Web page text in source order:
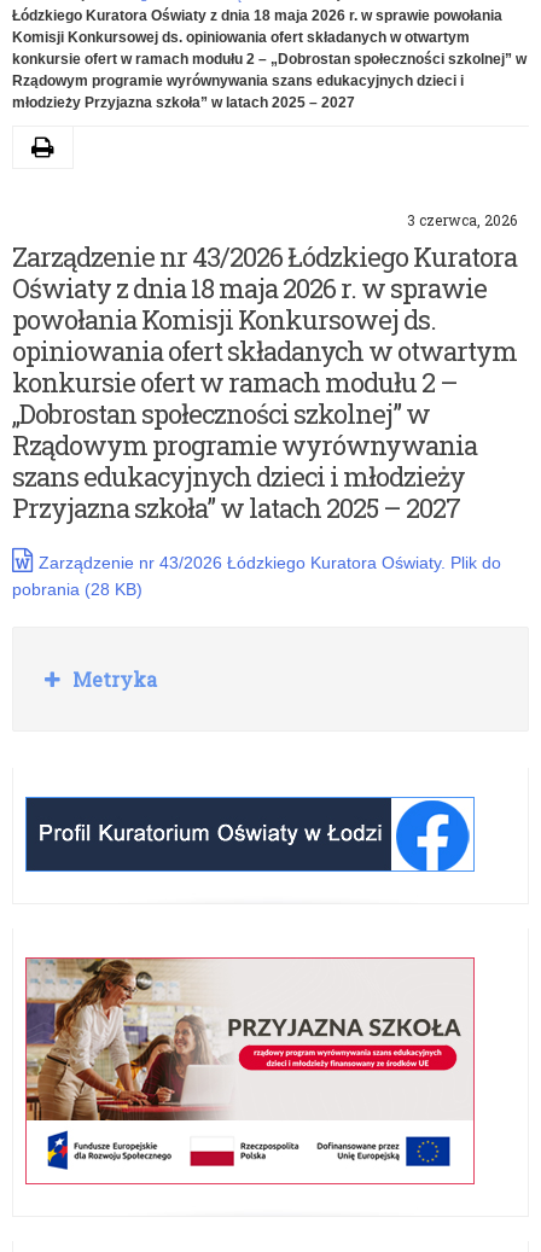
Łódzkiego Kuratora Oświaty z dnia 18 maja 2026 r. w sprawie powołania
Komisji Konkursowej ds. opiniowania ofert składanych w otwartym
konkursie ofert w ramach modułu 2 – „Dobrostan społeczności szkolnej” w
Rządowym programie wyrównywania szans edukacyjnych dzieci i
młodzieży Przyjazna szkoła” w latach 2025 – 2027
3 czerwca, 2026
Zarządzenie nr 43/2026 Łódzkiego Kuratora
Oświaty z dnia 18 maja 2026 r. w sprawie
powołania Komisji Konkursowej ds.
opiniowania ofert składanych w otwartym
konkursie ofert w ramach modułu 2 –
„Dobrostan społeczności szkolnej” w
Rządowym programie wyrównywania
szans edukacyjnych dzieci i młodzieży
Przyjazna szkoła” w latach 2025 – 2027
Zarządzenie nr 43/2026 Łódzkiego Kuratora Oświaty. Plik do
pobrania (28 KB)
Drukuj
Rozwiń
Metryka